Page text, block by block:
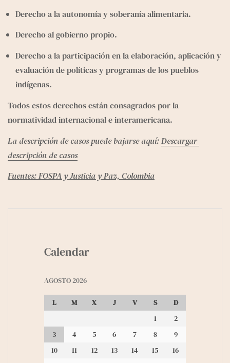
Derecho a la autonomía y soberanía alimentaria.
Derecho al gobierno propio.
Derecho a la participación en la elaboración, aplicación y
evaluación de políticas y programas de los pueblos
indígenas.
Todos estos derechos están consagrados por la
normatividad internacional e interamericana.
La descripción de casos puede bajarse aquí: Descargar
descripción de casos
Fuentes: FOSPA y Justicia y Paz, Colombia
Calendar
AGOSTO 2026
L M X J V S
D
1
2
3
4 5 6 7 8
9
10
11 12 13 14 15
16